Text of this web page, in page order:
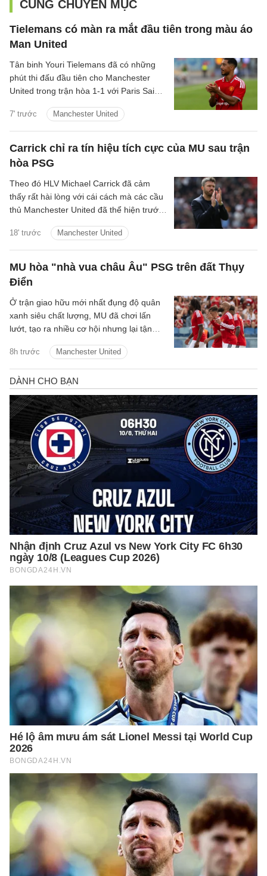
CÙNG CHUYÊN MỤC
Tielemans có màn ra mắt đầu tiên trong màu áo
Man United
7' trước Manchester United
Tân binh Youri Tielemans đã có những
phút thi đấu đầu tiên cho Manchester
United trong trận hòa 1-1 với Paris Saint-
Carrick chỉ ra tín hiệu tích cực của MU sau trận
hòa PSG
18' trước Manchester United
Theo đó HLV Michael Carrick đã cảm
thấy rất hài lòng với cái cách mà các cầu
thủ Manchester United đã thể hiện trước
MU hòa "nhà vua châu Âu" PSG trên đất Thụy
Điển
8h trước Manchester United
Ở trận giao hữu mới nhất đụng độ quân
xanh siêu chất lượng, MU đã chơi lấn
lướt, tạo ra nhiều cơ hội nhưng lại tận
quả hòa.